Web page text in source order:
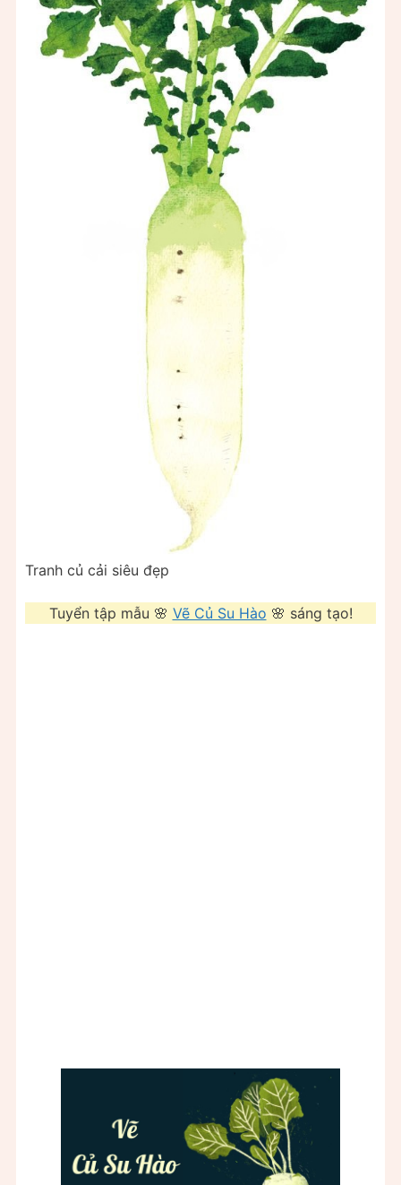
Tranh củ cải siêu đẹp
Tuyển tập mẫu 🌸 Vẽ Củ Su Hào 🌸 sáng tạo!